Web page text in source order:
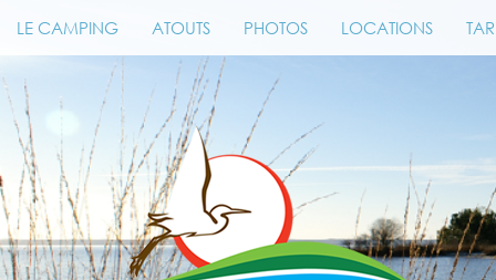
LE CAMPING ATOUTS PHOTOS LOCATIONS